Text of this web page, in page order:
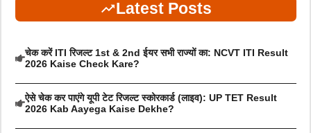
Latest Posts
चेक करें ITI रिजल्ट 1st & 2nd ईयर सभी राज्यों का: NCVT ITI Result
2026 Kaise Check Kare?
ऐसे चेक कर पाएंगे यूपी टेट रिजल्ट स्कोरकार्ड (लाइव): UP TET Result
2026 Kab Aayega Kaise Dekhe?